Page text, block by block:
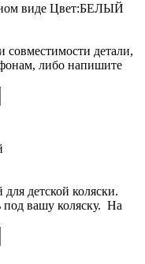
виде Цвет:БЕЛЫЙ
совместимости детали,
либо напишите
детской коляски.
под вашу коляску. На